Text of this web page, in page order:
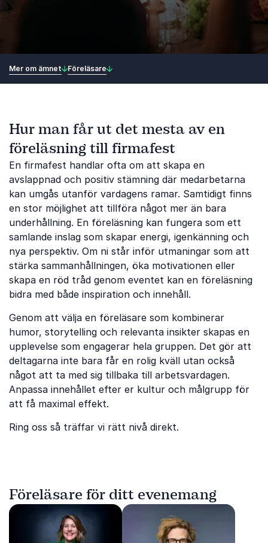
Mer om ämnet Föreläsare
Hur man får ut det mesta av en
föreläsning till firmafest
En firmafest handlar ofta om att skapa en
avslappnad och positiv stämning där medarbetarna
kan umgås utanför vardagens ramar. Samtidigt finns
en stor möjlighet att tillföra något mer än bara
underhållning. En föreläsning kan fungera som ett
samlande inslag som skapar energi, igenkänning och
nya perspektiv. Om ni står inför utmaningar som att
stärka sammanhållningen, öka motivationen eller
skapa en röd tråd genom eventet kan en föreläsning
bidra med både inspiration och innehåll.
Genom att välja en föreläsare som kombinerar
humor, storytelling och relevanta insikter skapas en
upplevelse som engagerar hela gruppen. Det gör att
deltagarna inte bara får en rolig kväll utan också
något att ta med sig tillbaka till arbetsvardagen.
Anpassa innehållet efter er kultur och målgrupp för
att få maximal effekt.
Ring oss så träffar vi rätt nivå direkt.
Föreläsare för ditt evenemang